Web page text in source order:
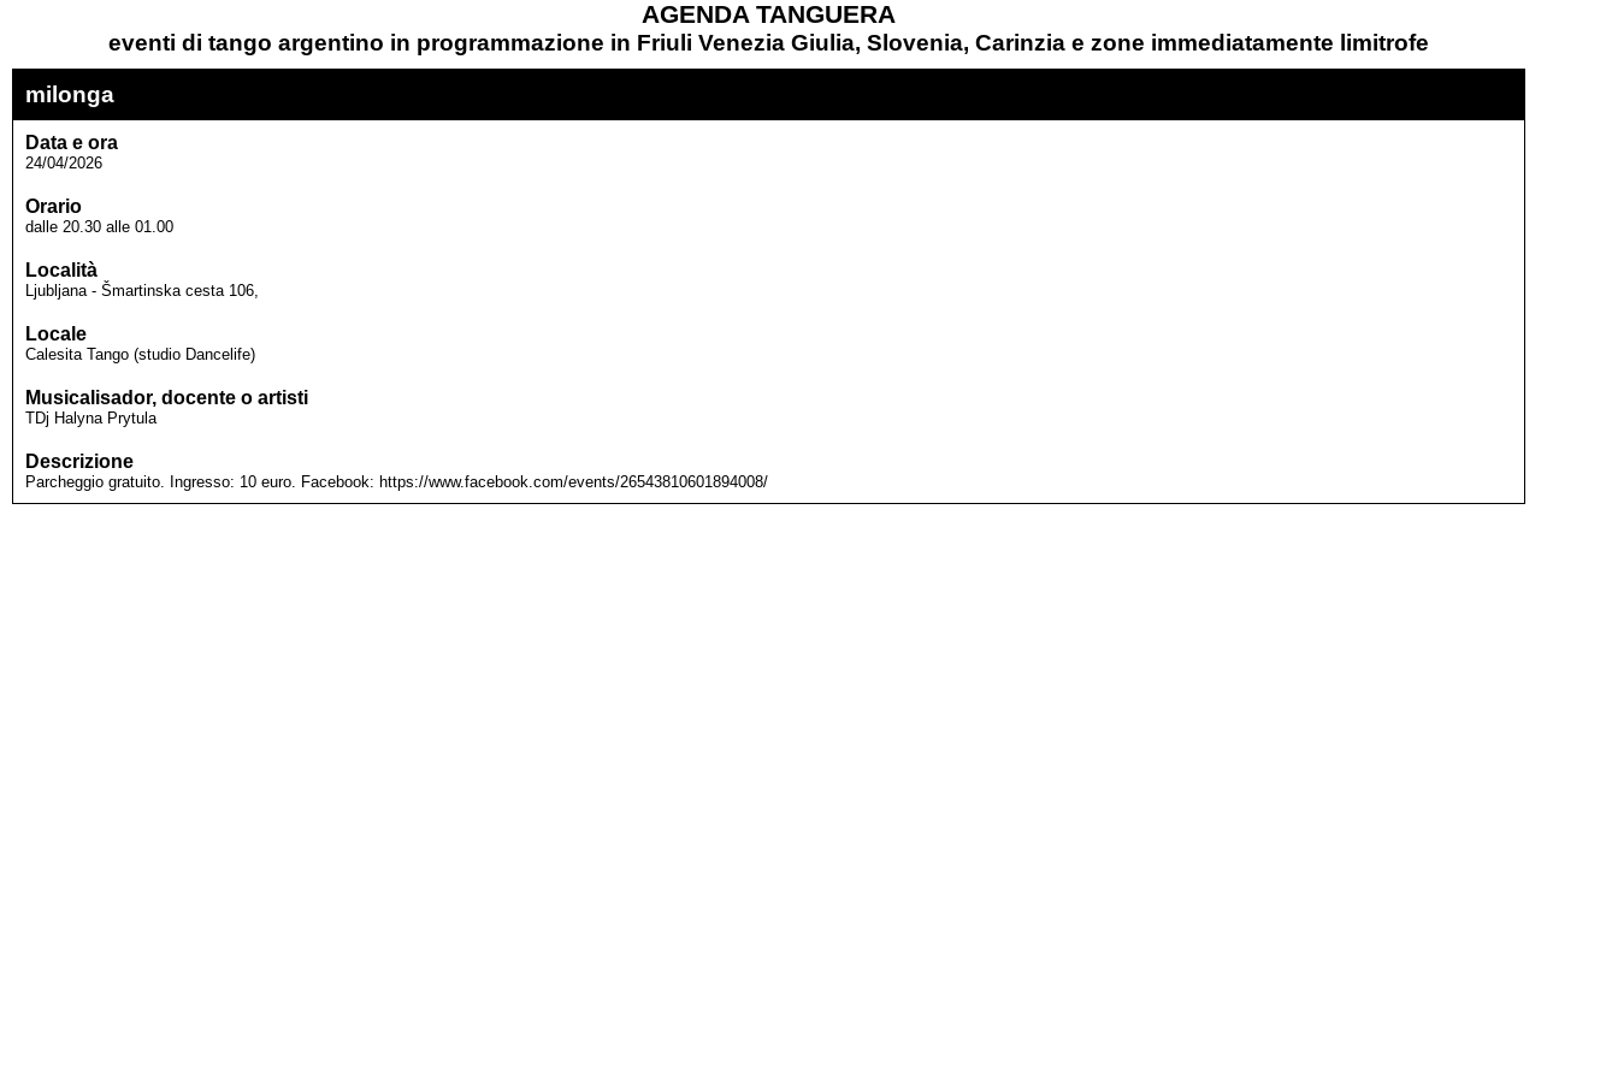
AGENDA TANGUERA
eventi di tango argentino in programmazione in Friuli Venezia Giulia, Slovenia, Carinzia e zone immediatamente limitrofe
milonga
Data e ora
24/04/2026
Orario
dalle 20.30 alle 01.00
Località
Ljubljana - Šmartinska cesta 106,
Locale
Calesita Tango (studio Dancelife)
Musicalisador, docente o artisti
TDj Halyna Prytula
Descrizione
Parcheggio gratuito. Ingresso: 10 euro. Facebook: https://www.facebook.com/events/26543810601894008/